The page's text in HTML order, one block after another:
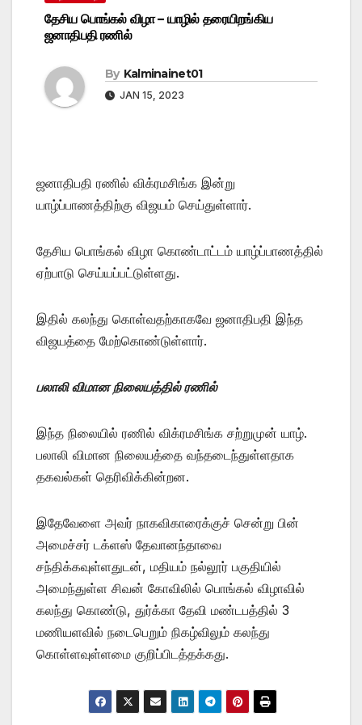
தேசிய பொங்கல் விழா – யாழில் தரையிறங்கிய
ஜனாதிபதி ரணில்
By Kalminainet01
JAN 15, 2023
ஜனாதிபதி ரணில் விக்ரமசிங்க இன்று
யாழ்ப்பாணத்திற்கு விஜயம் செய்துள்ளார்.
தேசிய பொங்கல் விழா கொண்டாட்டம் யாழ்ப்பாணத்தில்
ஏற்பாடு செய்யப்பட்டுள்ளது.
இதில் கலந்து கொள்வதற்காகவே ஜனாதிபதி இந்த
விஜயத்தை மேற்கொண்டுள்ளார்.
பலாலி விமான நிலையத்தில் ரணில்
இந்த நிலையில் ரணில் விக்ரமசிங்க சற்றுமுன் யாழ்.
பலாலி விமான நிலையத்தை வந்தடைந்துள்ளதாக
தகவல்கள் தெரிவிக்கின்றன.
இதேவேளை அவர் நாகவிகாரைக்குச் சென்று பின்
அமைச்சர் டக்ளஸ் தேவானந்தாவை
சந்திக்கவுள்ளதுடன், மதியம் நல்லூர் பகுதியில்
அமைந்துள்ள சிவன் கோவிலில் பொங்கல் விழாவில்
கலந்து கொண்டு, துர்க்கா தேவி மண்டபத்தில் 3
மணியளவில் நடைபெறும் நிகழ்விலும் கலந்து
கொள்ளவுள்ளமை குறிப்பிடத்தக்கது.